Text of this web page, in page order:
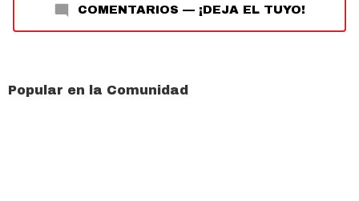
COMENTARIOS — ¡DEJA EL TUYO!
Popular en la Comunidad